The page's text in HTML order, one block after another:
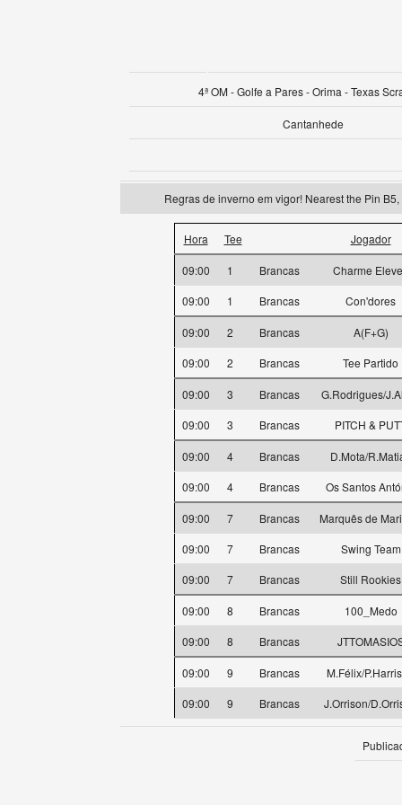
4ª OM - Golfe a Pares - Orima - Texas
Cantanhede
Regras de inverno em vigor! Nearest the Pin
Hora Tee Jogador
09:00 1 Brancas
Charme
09:00
1 Brancas Con'dores
09:00 2 Brancas
A(F+G)
09:00
2 Brancas Tee Partido
09:00 3 Brancas
G.Rodrigues/
09:00
3 Brancas PITCH &
09:00 4 Brancas
D.Mota/
09:00
4 Brancas Os Santos
09:00 7 Brancas
Marquês de
09:00
7 Brancas
Swing Team
09:00
7 Brancas Still Rookies
09:00 8 Brancas
100_Medo
09:00
8 Brancas
09:00 9 Brancas
M.Félix/
09:00
9 Brancas J.Orrison/